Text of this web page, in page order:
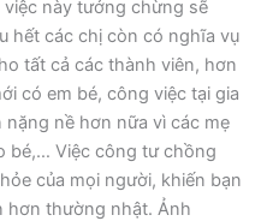
này tưởng chừng sẽ
hết các chị còn có nghĩa vụ
tất cả các thành viên, hơn
có em bé, công việc tại gia
nặng nề hơn nữa vì các mẹ
bé,… Việc công tư chồng
của mọi người, khiến bạn
hơn thường nhật. Ảnh